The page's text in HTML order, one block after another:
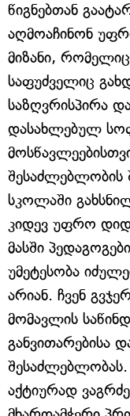
წიგნებთან
აღმოაჩინონ
მიზანი, რომელიც
საფუძველიც
საზღვრისპირა
დასახლებულ
შესაძლებლობის
სკოლაში
კიდევ უფრო დიდ
მასში
უმეტესობა
არიან. ჩვენ
მომავლის
განვითარებისა
აქტიურად